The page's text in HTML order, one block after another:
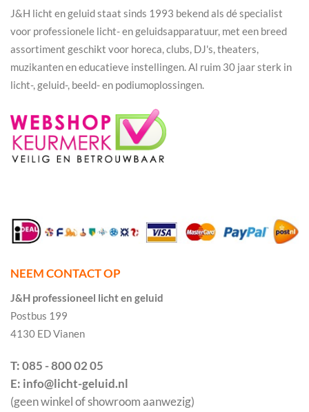
J&H licht en geluid staat sinds 1993 bekend als dé specialist
voor professionele licht- en geluidsapparatuur, met een breed
assortiment geschikt voor horeca, clubs, DJ's, theaters,
muzikanten en educatieve instellingen. Al ruim 30 jaar sterk in
licht-, geluid-, beeld- en podiumoplossingen.
NEEM CONTACT OP
J&H professioneel licht en geluid
Postbus 199
4130 ED Vianen
T: 085 - 800 02 05
E: info@licht-geluid.nl
(geen winkel of showroom aanwezig)